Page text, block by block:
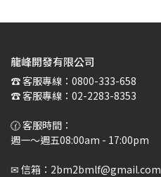
龍峰開發有限公司
☎️ 客服專線：0800-333-658
☎️ 客服專線：02-2283-8353
🕜 客服時間：
週一～週五08:00am - 17:00pm
✉ 信箱：2bm2bmlf@gmail.com